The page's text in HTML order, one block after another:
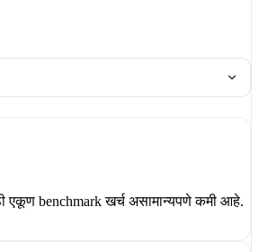
एकूण benchmark खर्च असामान्यपणे कमी आहे.